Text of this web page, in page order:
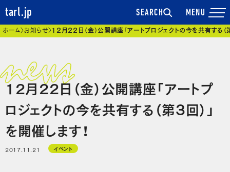
tarl.jp SEARCH
現在位置
ホーム お知らせ 12月22日（金）公開講座「アートプロジェクトの今を共有する（
12月22日（金）公開講座「アートプ
ロジェクトの今を共有する（第3回）」
を開催します！
2017.11.21 イベント